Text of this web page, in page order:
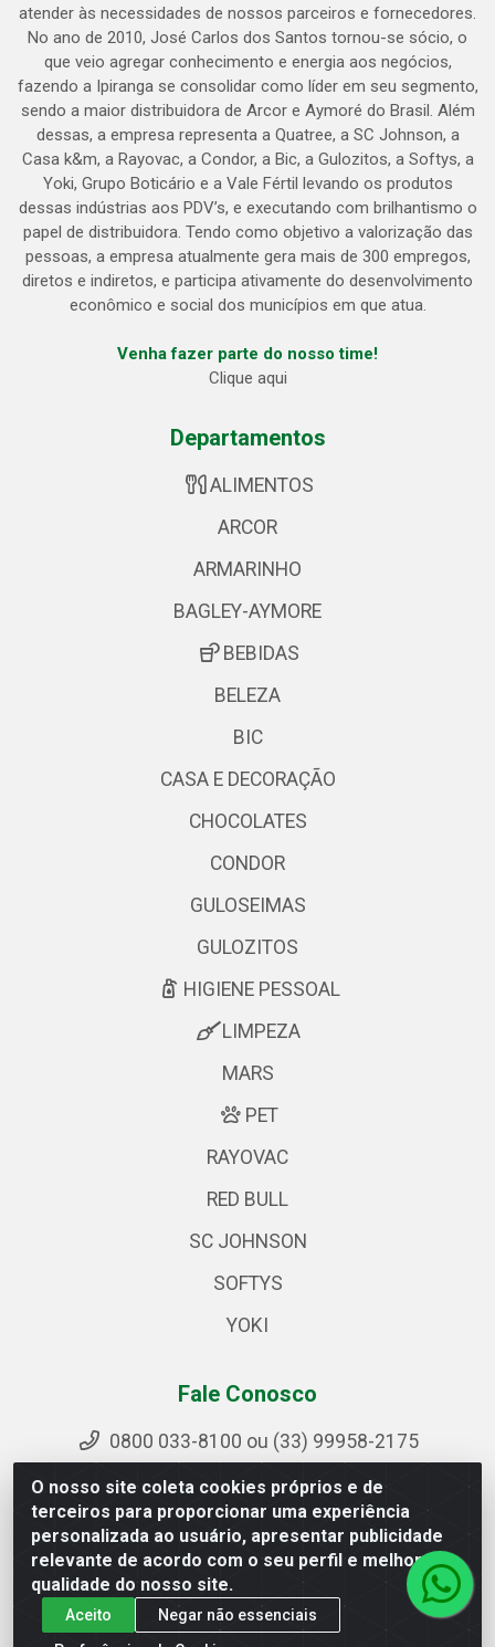
O nosso site coleta cookies próprios e de
terceiros para proporcionar uma experiência
personalizada ao usuário, apresentar publicidade
relevante de acordo com o seu perfil e melhorar a
qualidade do nosso site.
Aceito
Negar não essenciais
atender às necessidades de nossos parceiros e fornecedores.
No ano de 2010, José Carlos dos Santos tornou-se sócio, o
que veio agregar conhecimento e energia aos negócios,
fazendo a Ipiranga se consolidar como líder em seu segmento,
sendo a maior distribuidora de Arcor e Aymoré do Brasil. Além
dessas, a empresa representa a Quatree, a SC Johnson, a
Casa k&m, a Rayovac, a Condor, a Bic, a Gulozitos, a Softys, a
Yoki, Grupo Boticário e a Vale Fértil levando os produtos
dessas indústrias aos PDV’s, e executando com brilhantismo o
papel de distribuidora. Tendo como objetivo a valorização das
pessoas, a empresa atualmente gera mais de 300 empregos,
diretos e indiretos, e participa ativamente do desenvolvimento
econômico e social dos municípios em que atua.
Venha fazer parte do nosso time!
Clique aqui
Departamentos
ALIMENTOS
ARCOR
ARMARINHO
BAGLEY-AYMORE
BEBIDAS
BELEZA
BIC
CASA E DECORAÇÃO
CHOCOLATES
CONDOR
GULOSEIMAS
GULOZITOS
HIGIENE PESSOAL
LIMPEZA
MARS
PET
RAYOVAC
RED BULL
SC JOHNSON
SOFTYS
YOKI
Fale Conosco
0800 033-8100 ou (33) 99958-2175
sac@ipirangamg.com.br
Acompanhe nossas publicações
Ipiranga Distribuição LTDA - Avenida Doutor Jorge Hannas,
101 - Ponte da Aldeia - Manhuaçu / MG - CEP 36906-440 -